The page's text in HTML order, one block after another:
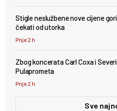
Stigle neslužbene nove cijene
čekati od utorka
Prije 2 h
Zbog koncerata Carl Coxa i
Pulaprometa
Prije 2 h
Sve